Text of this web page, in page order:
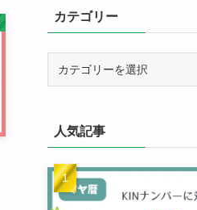
カテゴリー
ー人気記事